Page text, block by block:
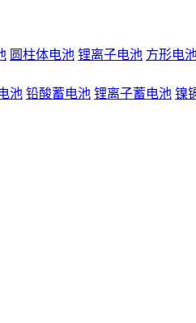
圆柱体电池 锂离子电池 方形电
池 铅酸蓄电池 锂离子蓄电池 镍